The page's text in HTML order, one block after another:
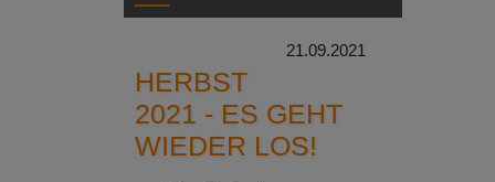
21.09.2021
HERBST
2021 - ES GEHT
WIEDER LOS!